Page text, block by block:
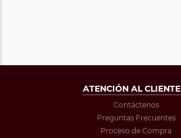
ATENCIÓN AL CLIENTE
Contáctenos
Preguntas Frecuentes
Proceso de Compra